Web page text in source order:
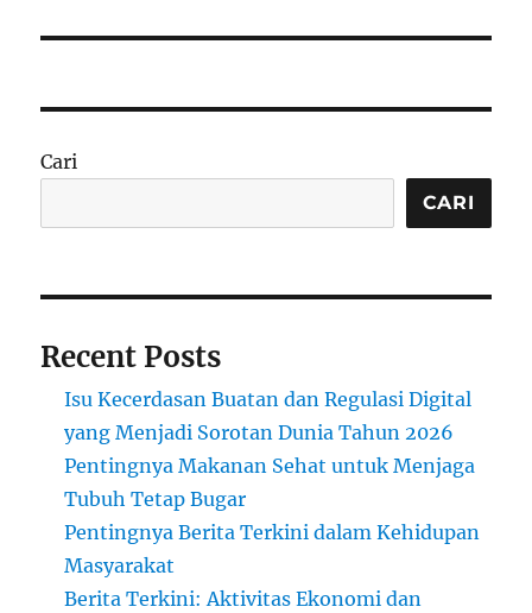
Cari
CARI
Recent Posts
Isu Kecerdasan Buatan dan Regulasi Digital
yang Menjadi Sorotan Dunia Tahun 2026
Pentingnya Makanan Sehat untuk Menjaga
Tubuh Tetap Bugar
Pentingnya Berita Terkini dalam Kehidupan
Masyarakat
Berita Terkini: Aktivitas Ekonomi dan